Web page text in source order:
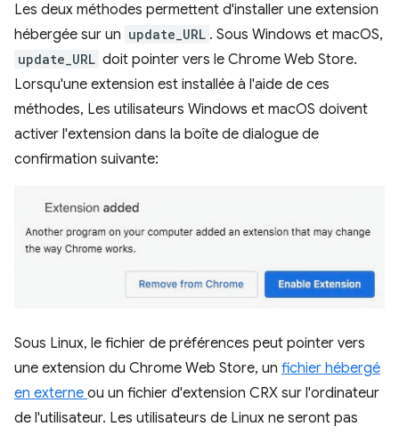
Les deux méthodes permettent d'installer une extension
hébergée sur un update_URL . Sous Windows et macOS,
update_URL doit pointer vers le Chrome Web Store.
Lorsqu'une extension est installée à l'aide de ces
méthodes, Les utilisateurs Windows et macOS doivent
activer l'extension dans la boîte de dialogue de
confirmation suivante:
Sous Linux, le fichier de préférences peut pointer vers
une extension du Chrome Web Store, un fichier hébergé
en externe ou un fichier d'extension CRX sur l'ordinateur
de l'utilisateur. Les utilisateurs de Linux ne seront pas